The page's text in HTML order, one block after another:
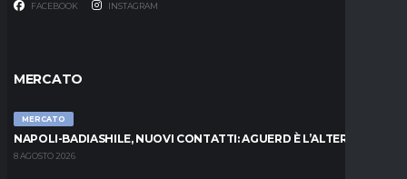
FACEBOOK INSTAGRAM
MERCATO
MERCATO
NAPOLI-BADIASHILE, NUOVI CONTATTI: AGUERD È L’ALTERNATIVA
8 AGOSTO 2026